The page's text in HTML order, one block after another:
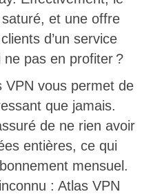
et une offre
d’un service
pas en profiter ?
VPN vous permet de
que jamais.
de ne rien avoir
entières, ce qui
mensuel.
: Atlas VPN